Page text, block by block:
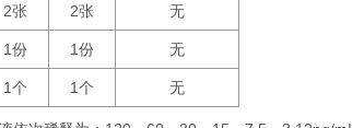
2张 2张 无
1 份 1 份 无
1 个 1 个 无